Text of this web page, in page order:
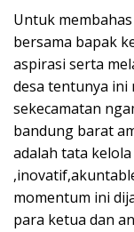
Untuk
bersama bapak
aspirasi serta
desa tentunya ini
sekecamatan
bandung barat
adalah tata
momentum ini
para ketua dan